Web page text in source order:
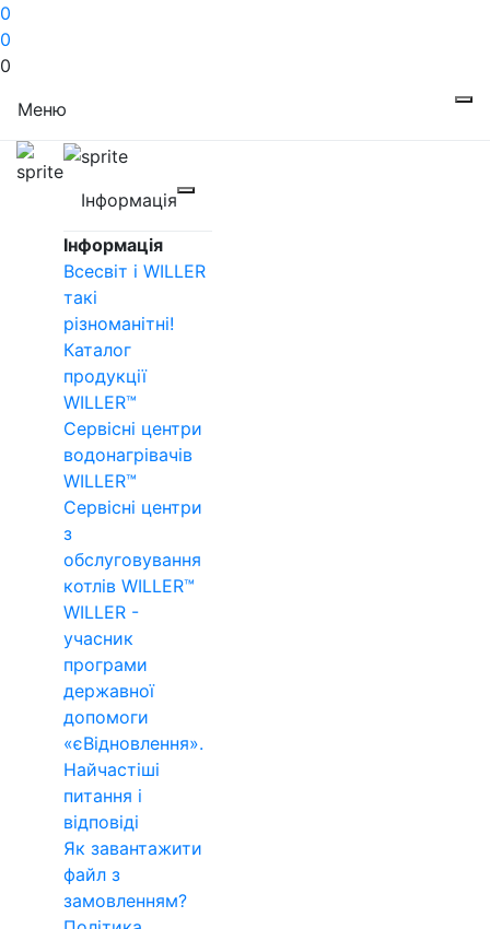
0
0
0
Меню
Інформація
Інформація
Всесвіт і WILLER
такі
різноманітні!
Каталог
продукції
WILLER™
Сервісні центри
водонагрівачів
WILLER™
Сервісні центри
з
обслуговування
котлів WILLER™
WILLER -
учасник
програми
державної
допомоги
«єВідновлення».
Найчастіші
питання і
відповіді
Як завантажити
файл з
замовленням?